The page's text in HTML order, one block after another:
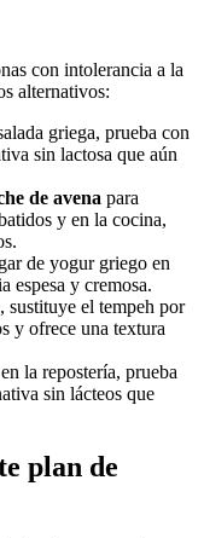
con intolerancia a la
alternativos:
griega, prueba con
sin lactosa que aún
de avena para
y en la cocina,
de yogur griego en
espesa y cremosa.
sustituye el tempeh por
y ofrece una textura
la repostería, prueba
sin lácteos que
plan de